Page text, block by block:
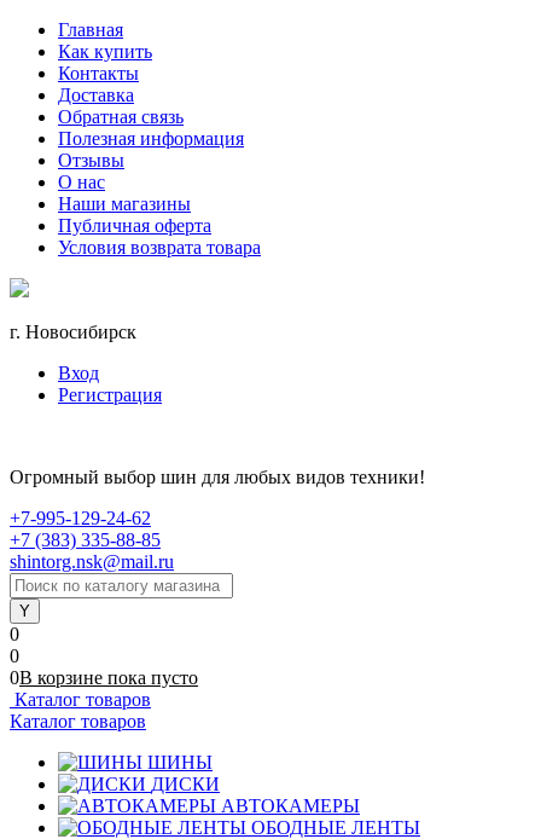
Главная
Как купить
Контакты
Доставка
Обратная связь
Полезная информация
Отзывы
О нас
Наши магазины
Публичная оферта
Условия возврата товара
г. Новосибирск
Вход
Регистрация
Огромный выбор шин для любых видов техники!
+7-995-129-24-62
+7 (383) 335-88-85
shintorg.nsk@mail.ru
0
0
0В корзине пока пусто
Каталог товаров
Каталог товаров
ШИНЫ
ДИСКИ
АВТОКАМЕРЫ
ОБОДНЫЕ ЛЕНТЫ